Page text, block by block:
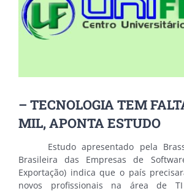
– TECNOLOGIA TEM
MIL, APONTA ESTUDO
Estudo apresentado pela
Brasileira das Empresas de
Exportação) indica que o país
novos profissionais na área de TI